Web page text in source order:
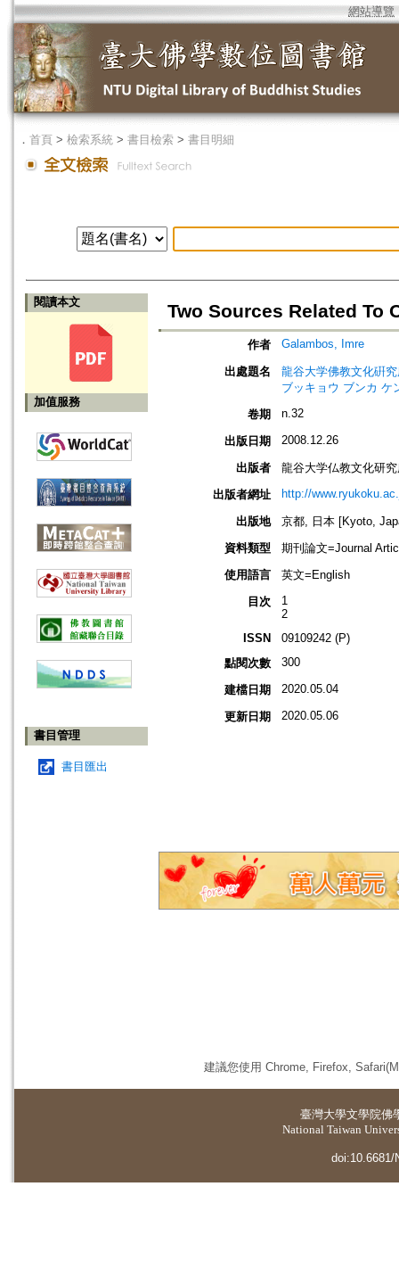
網站導覽
． 首頁 > 檢索系統 > 書目檢索 > 書目明細
閱讀本文
加值服務
書目管理
書目匯出
Two Sources Related To
作者 Galambos, Imre
出處題名
龍谷大学佛教文化硏
ブッキョウ ブンカ ケ
卷期
n.32
出版日期 2008.12.26
出版者
龍谷大学仏教文化研
出版者網址
http://
出版地
京都, 日本 [Kyoto,
資料類型
期刊論文=Journal
使用語言
英文=English
目次
1
2
ISSN
09109242 (P)
點閱次數
300
建檔日期 2020.05.04
更新日期 2020.05.06
建議您使用 Chrome, Firefox,
臺灣大學文學院佛
National Taiwan
doi:10.6681/